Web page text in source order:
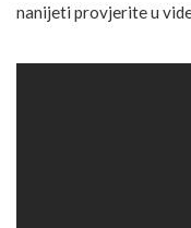
nanijeti provjerite u